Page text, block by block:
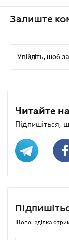
Залиште
Увійдіть, щоб
Читайте
Підпишіться,
Щопонеділка